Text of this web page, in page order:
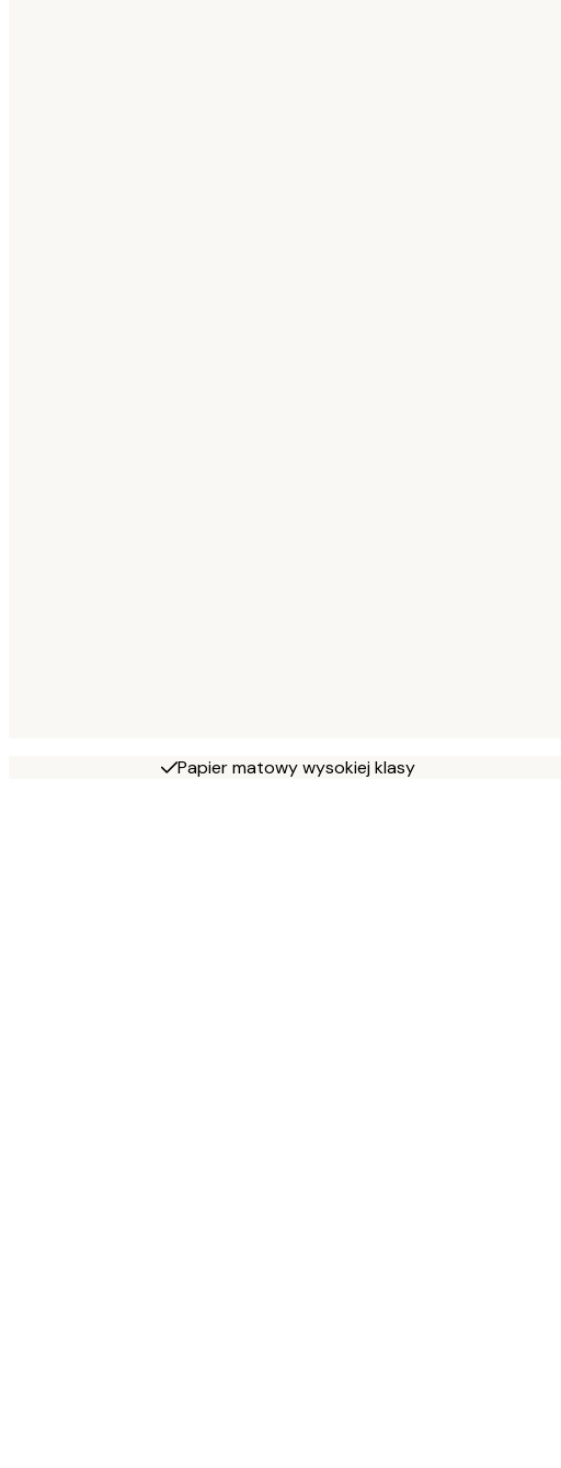
Papier matowy wysokiej klasy